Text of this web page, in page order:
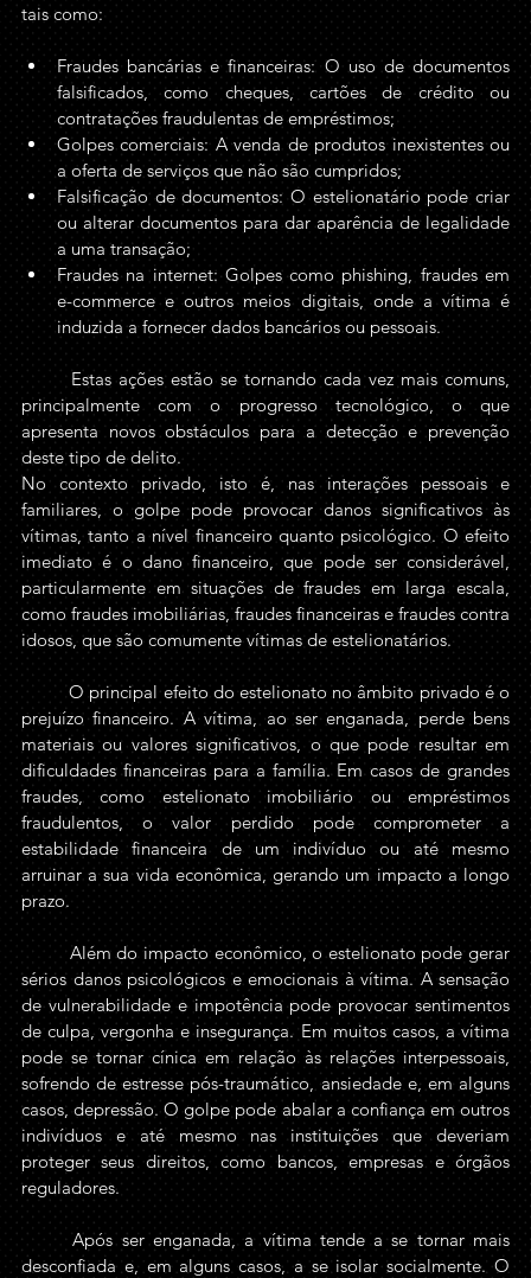
tais como:
Fraudes bancárias e financeiras: O uso de documentos
falsificados, como cheques, cartões de crédito ou
contratações fraudulentas de empréstimos;
Golpes comerciais: A venda de produtos inexistentes ou
a oferta de serviços que não são cumpridos;
Falsificação de documentos: O estelionatário pode criar
ou alterar documentos para dar aparência de legalidade
a uma transação;
Fraudes na internet: Golpes como phishing, fraudes em
e-commerce e outros meios digitais, onde a vítima é
induzida a fornecer dados bancários ou pessoais.
	Estas ações estão se tornando cada vez mais comuns,
principalmente com o progresso tecnológico, o que
apresenta novos obstáculos para a detecção e prevenção
deste tipo de delito.
No contexto privado, isto é, nas interações pessoais e
familiares, o golpe pode provocar danos significativos às
vítimas, tanto a nível financeiro quanto psicológico. O efeito
imediato é o dano financeiro, que pode ser considerável,
particularmente em situações de fraudes em larga escala,
como fraudes imobiliárias, fraudes financeiras e fraudes contra
idosos, que são comumente vítimas de estelionatários.
	O principal efeito do estelionato no âmbito privado é o
prejuízo financeiro. A vítima, ao ser enganada, perde bens
materiais ou valores significativos, o que pode resultar em
dificuldades financeiras para a família. Em casos de grandes
fraudes, como estelionato imobiliário ou empréstimos
fraudulentos, o valor perdido pode comprometer a
estabilidade financeira de um indivíduo ou até mesmo
arruinar a sua vida econômica, gerando um impacto a longo
prazo.
	Além do impacto econômico, o estelionato pode gerar
sérios danos psicológicos e emocionais à vítima. A sensação
de vulnerabilidade e impotência pode provocar sentimentos
de culpa, vergonha e insegurança. Em muitos casos, a vítima
pode se tornar cínica em relação às relações interpessoais,
sofrendo de estresse pós-traumático, ansiedade e, em alguns
casos, depressão. O golpe pode abalar a confiança em outros
indivíduos e até mesmo nas instituições que deveriam
proteger seus direitos, como bancos, empresas e órgãos
reguladores.
	Após ser enganada, a vítima tende a se tornar mais
desconfiada e, em alguns casos, a se isolar socialmente. O